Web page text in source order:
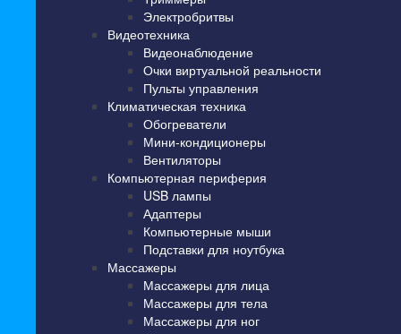
Электробритвы
Видеотехника
Видеонаблюдение
Очки виртуальной реальности
Пульты управления
Климатическая техника
Обогреватели
Мини-кондиционеры
Вентиляторы
Компьютерная периферия
USB лампы
Адаптеры
Компьютерные мыши
Подставки для ноутбука
Массажеры
Массажеры для лица
Массажеры для тела
Массажеры для ног